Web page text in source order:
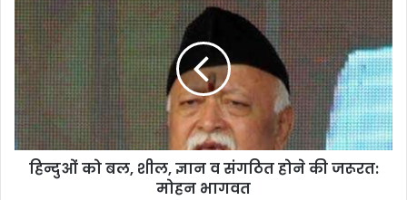
हिन्दुओं को बल, शील, ज्ञान व संगठित होने की जरूरत:
मोहन भागवत